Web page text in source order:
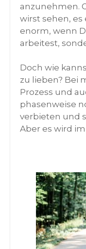
anzunehmen.
wirst sehen, es
enorm, wenn
arbeitest,
Doch wie
zu lieben? Bei
Prozess und
phasenweise
verbieten und
Aber es wird